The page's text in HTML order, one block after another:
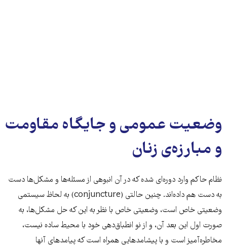
وضعیت عمومی و جایگاه مقاومت
و مبارزه‌ی زنان
نظام حاکم وارد دوره‌ای شده که در آن انبوهی از مسئله‌ها و مشکل‌ها دست
به دست هم داده‌اند. چنین حالتی (conjuncture) به لحاظ سیستمی
وضعیتی خاص است، وضعیتی خاص با نظر به این که حل مشکل‌ها، به
صورت اول این بعد آن، و از نو انطباق‌دهی خود با محیط ساده نیست،
مخاطره‌آمیز است و با پیشامدهایی همراه است که پیامدهای آنها